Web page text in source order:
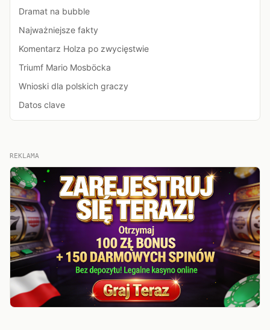
Dramat na bubble
Najważniejsze fakty
Komentarz Holza po zwycięstwie
Triumf Mario Mosböcka
Wnioski dla polskich graczy
Datos clave
REKLAMA